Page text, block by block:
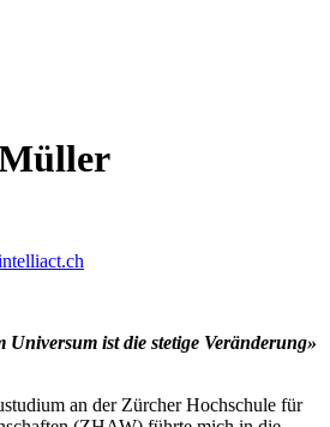
Universum ist die stetige Veränderung»
an der Zürcher Hochschule für